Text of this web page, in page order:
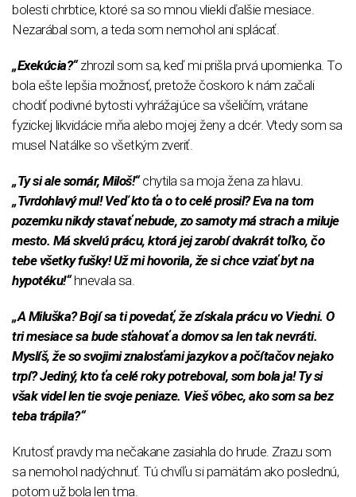
bolesti chrbtice, ktoré sa so mnou vliekli ďalšie mesiace.
Nezarábal som, a teda som nemohol ani splácať.
„Exekúcia?“zhrozil som sa, keď mi prišla prvá upomienka. To
bola ešte lepšia možnosť, pretože čoskoro k nám začali
chodiť podivné bytosti vyhrážajúce sa všeličím, vrátane
fyzickej likvidácie mňa alebo mojej ženy a dcér. Vtedy som sa
musel Natálke so všetkým zveriť.
„Ty si ale somár, Miloš!“chytila sa moja žena za hlavu.
„Tvrdohlavý mul! Veď kto ťa o to celé prosil? Eva na tom
pozemku nikdy stavať nebude, zo samoty má strach a miluje
mesto. Má skvelú prácu, ktorá jej zarobí dvakrát toľko, čo
tebe všetky fušky! Už mi hovorila, že si chce vziať byt na
hypotéku!“hnevala sa.
„A Miluška? Bojí sa ti povedať, že získala prácu vo Viedni. O
tri mesiace sa bude sťahovať a domov sa len tak nevráti.
Myslíš, že so svojimi znalosťami jazykov a počítačov nejako
trpí? Jediný, kto ťa celé roky potreboval, som bola ja! Ty si
však videl len tie svoje peniaze. Vieš vôbec, ako som sa bez
teba trápila?“
Krutosť pravdy ma nečakane zasiahla do hrude. Zrazu som
sa nemohol nadýchnuť. Tú chvíľu si pamätám ako poslednú,
potom už bola len tma.